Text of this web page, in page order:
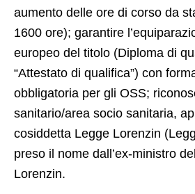
aumento delle ore di corso da
1600 ore); garantire
europeo del titolo (Diploma di
“Attestato di qualifica”) con
obbligatoria per gli OSS;
sanitario/area socio sanitaria,
cosiddetta Legge Lorenzin
preso il nome dall’ex-ministro
Lorenzin.